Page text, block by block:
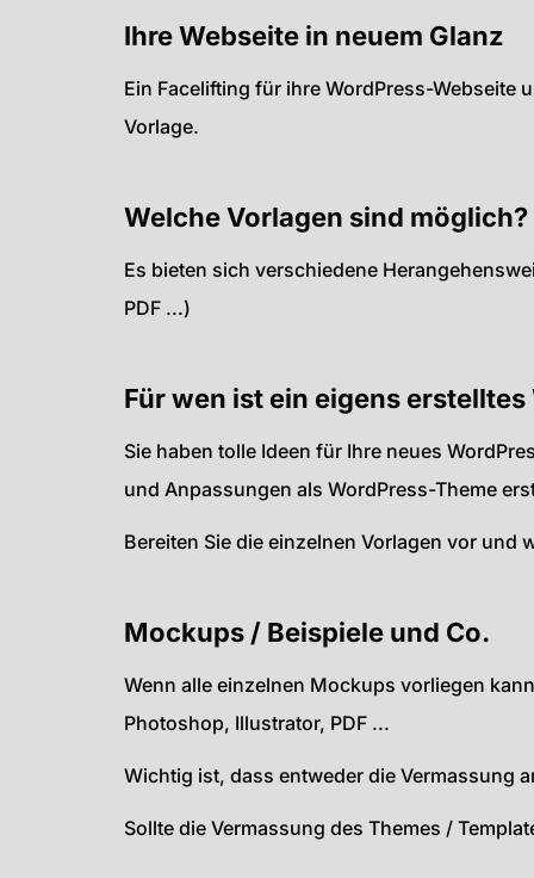
Ihre Webseite in neuem Glanz
Ein Facelifting für ihre WordPress-Webseite
Vorlage.
Welche Vorlagen sind möglich?
Es bieten sich verschiedene
PDF ...)
Für wen ist ein eigens
Sie haben tolle Ideen für Ihre neues
und Anpassungen als WordPress-Theme
Bereiten Sie die einzelnen Vorlagen vor und
Mockups / Beispiele und Co.
Wenn alle einzelnen Mockups vorliegen
Photoshop, Illustrator, PDF ...
Wichtig ist, dass entweder die Vermassung
Sollte die Vermassung des Themes /